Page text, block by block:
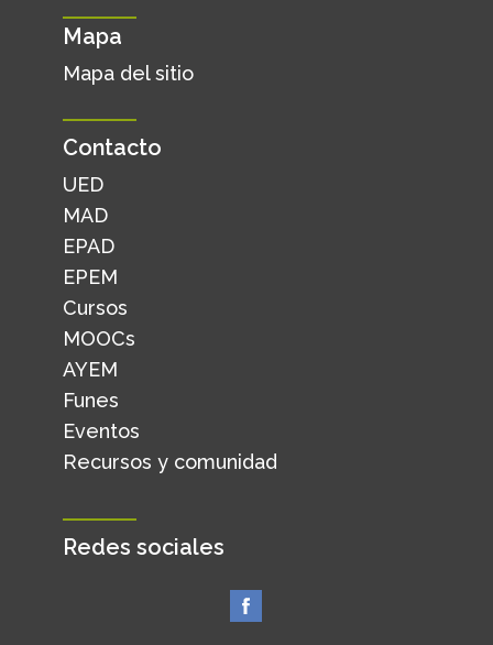
Mapa
Mapa del sitio
Contacto
UED
MAD
EPAD
EPEM
Cursos
MOOCs
AYEM
Funes
Eventos
Recursos y comunidad
Redes sociales